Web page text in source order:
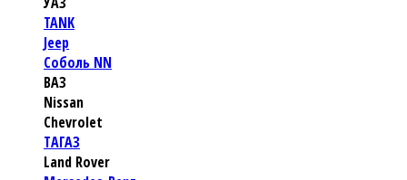
TANK
Jeep
Соболь NN
ВАЗ
Nissan
Chevrolet
TАГАЗ
Land Rover